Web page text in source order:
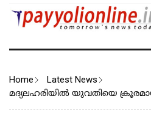
Home Latest News
മദ്യലഹരിയില്‍ യുവതിയെ